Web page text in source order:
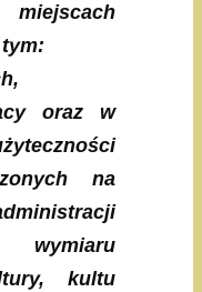
oraz w
na
kultu